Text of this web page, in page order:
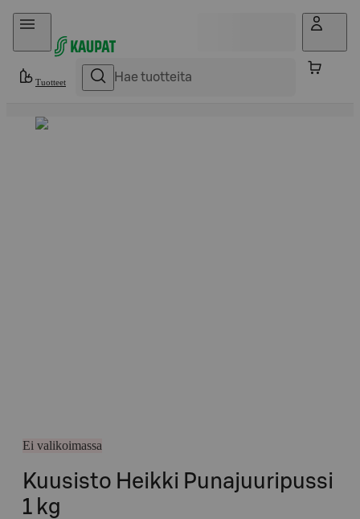
Hyppää sisältöön
Tuotteet
Ei valikoimassa
Kuusisto Heikki Punajuuripussi
1 kg